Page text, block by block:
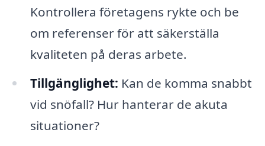
Kontrollera företagens rykte och be
om referenser för att säkerställa
kvaliteten på deras arbete.
Tillgänglighet: Kan de komma snabbt
vid snöfall? Hur hanterar de akuta
situationer?